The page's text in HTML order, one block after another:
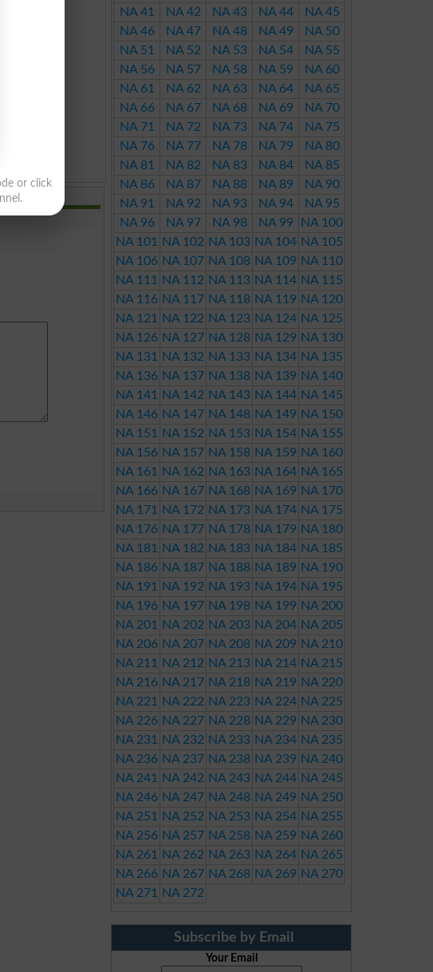
NA 41
NA 42 NA 43 NA 44
NA 45
NA 46
NA 47 NA 48 NA 49
NA 50
NA 51
NA 52 NA 53 NA 54
NA 55
NA 56
NA 57 NA 58 NA 59
NA 60
NA 61
NA 62 NA 63 NA 64
NA 65
NA 66
NA 67 NA 68 NA 69
NA 70
NA 71
NA 72 NA 73 NA 74
NA 75
NA 76
NA 77 NA 78 NA 79
NA 80
NA 81
NA 82 NA 83 NA 84
NA 85
NA 86
NA 87 NA 88 NA 89
NA 90
NA 91
NA 92 NA 93 NA 94
NA 95
NA 96
NA 97 NA 98 NA 99
NA 100
NA 101
NA 102 NA 103 NA 104 NA 105
NA 106 NA 107 NA 108 NA 109 NA 110
NA 111
NA 112 NA 113 NA 114 NA 115
NA 116 NA 117 NA 118 NA 119 NA 120
NA 121
NA 122 NA 123 NA 124 NA 125
NA 126 NA 127 NA 128 NA 129 NA 130
NA 131
NA 132 NA 133 NA 134 NA 135
NA 136 NA 137 NA 138 NA 139 NA 140
NA 141
NA 142 NA 143 NA 144 NA 145
NA 146 NA 147 NA 148 NA 149 NA 150
NA 151
NA 152 NA 153 NA 154 NA 155
NA 156 NA 157 NA 158 NA 159 NA 160
NA 161
NA 162 NA 163 NA 164 NA 165
NA 166 NA 167 NA 168 NA 169 NA 170
NA 171
NA 172 NA 173 NA 174 NA 175
NA 176 NA 177 NA 178 NA 179 NA 180
NA 181
NA 182 NA 183 NA 184 NA 185
NA 186 NA 187 NA 188 NA 189 NA 190
NA 191
NA 192 NA 193 NA 194 NA 195
NA 196 NA 197 NA 198 NA 199 NA 200
NA 201
NA 202 NA 203 NA 204 NA 205
NA 206 NA 207 NA 208 NA 209 NA 210
NA 211
NA 212 NA 213 NA 214 NA 215
NA 216 NA 217 NA 218 NA 219 NA 220
NA 221
NA 222 NA 223 NA 224 NA 225
NA 226 NA 227 NA 228 NA 229 NA 230
NA 231
NA 232 NA 233 NA 234 NA 235
NA 236 NA 237 NA 238 NA 239 NA 240
NA 241
NA 242 NA 243 NA 244 NA 245
NA 246 NA 247 NA 248 NA 249 NA 250
NA 251
NA 252 NA 253 NA 254 NA 255
NA 256 NA 257 NA 258 NA 259 NA 260
NA 261
NA 262 NA 263 NA 264 NA 265
NA 266 NA 267 NA 268 NA 269 NA 270
NA 271
NA 272
Subscribe by Email
Your Email
or click